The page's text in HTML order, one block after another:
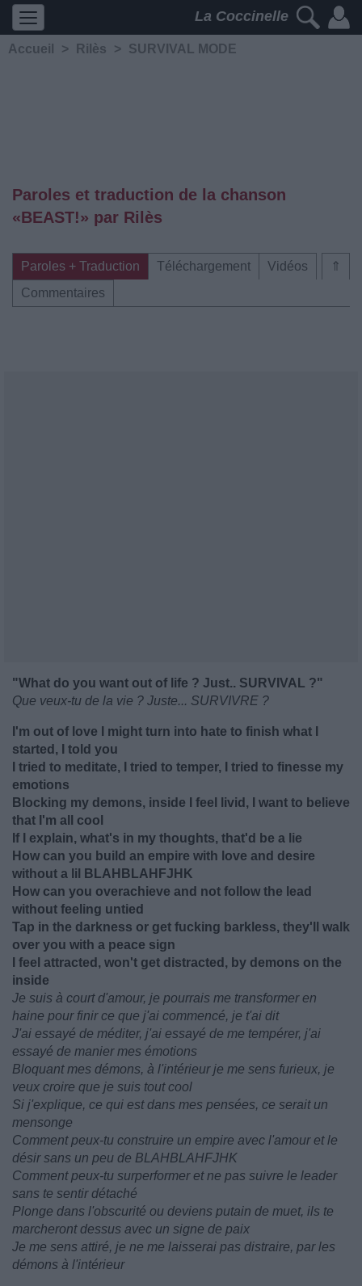
La Coccinelle
Accueil > Rilès > SURVIVAL MODE
Paroles et traduction de la chanson
«BEAST!» par Rilès
⇑
Paroles + Traduction Téléchargement
Vidéos
Commentaires
"What do you want out of life ? Just.. SURVIVAL ?"
Que veux-tu de la vie ? Juste... SURVIVRE ?
I'm out of love I might turn into hate to finish what I
started, I told you
I tried to meditate, I tried to temper, I tried to finesse my
emotions
Blocking my demons, inside I feel livid, I want to believe
that I'm all cool
If I explain, what's in my thoughts, that'd be a lie
How can you build an empire with love and desire
without a lil BLAHBLAHFJHK
How can you overachieve and not follow the lead
without feeling untied
Tap in the darkness or get fucking barkless, they'll walk
over you with a peace sign
I feel attracted, won't gеt distracted, by demons on the
insidе
Je suis à court d'amour, je pourrais me transformer en
haine pour finir ce que j'ai commencé, je t'ai dit
J'ai essayé de méditer, j'ai essayé de me tempérer, j'ai
essayé de manier mes émotions
Bloquant mes démons, à l'intérieur je me sens furieux, je
veux croire que je suis tout cool
Si j'explique, ce qui est dans mes pensées, ce serait un
mensonge
Comment peux-tu construire un empire avec l'amour et le
désir sans un peu de BLAHBLAHFJHK
Comment peux-tu surperformer et ne pas suivre le leader
sans te sentir détaché
Plonge dans l'obscurité ou deviens putain de muet, ils te
marcheront dessus avec un signe de paix
Je me sens attiré, je ne me laisserai pas distraire, par les
démons à l'intérieur